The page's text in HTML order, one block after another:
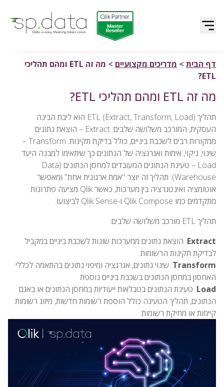
לדלג לתוכן
דף הבית > מדריכים מקצועיים >
מה זה ETL ומהם תהליכי
ETL?
מה זה ETL ומהם תהליכי ETL?
תהליך ETL (Extract, Transform, Load) הוא ליבת הבינה
העסקית, המורכב משלושה שלבים: Extract – הוצאת נתונים
ממקורות רבים לשכבת ביניים, כולל בדיקת תקינות. Transform –
שינוי, ניקוי, אימות ואגרגציה של הנתונים כך שיתאימו למבנה היעד.
Load – טעינת הנתונים המעובדים למחסן הנתונים (Data
Warehouse). תהליך זה יוצר "אמת ארגונית אחת" ומאפשר
אוטומציה ואינטגרציה בין מערכות, כאשר Qlik מציעה פתרונות
מתקדמים כמו Qlik Compose ו-Qlik Sense לביצועו.
תהליך ETL מורכב משלושה שלבים:
Extract: הוצאת נתונים ממערכות שונות לשכבת ביניים במקביל
לבדיקת תקינות הרשומות.
Transform: שינוי נתונים, אגרגציה ומיפוי נתונים בהתאמה לכללי
האחסון במחסן הנתונים בשכבת ביניים נוספת
Load: טעינת הנתונים בטבלאות ייעודיות במחסן הנתונים או באגם
הנתונים, תהליך הטעינה כולל הוספת רשומות חדשות, מיזוג רשומות
קיימות או מחיקת רשומות.